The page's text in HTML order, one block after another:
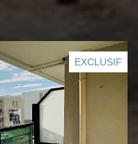
EXCLUSIF